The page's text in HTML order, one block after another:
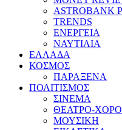
ASTROBANK
TRENDS
ΕΝΕΡΓΕΙΑ
ΝΑΥΤΙΛΙΑ
ΕΛΛΑΔΑ
ΚΟΣΜΟΣ
ΠΑΡΑΞΕΝΑ
ΠΟΛΙΤΙΣΜΟΣ
ΣΙΝΕΜΑ
ΘΕΑΤΡΟ-
ΜΟΥΣΙΚΗ